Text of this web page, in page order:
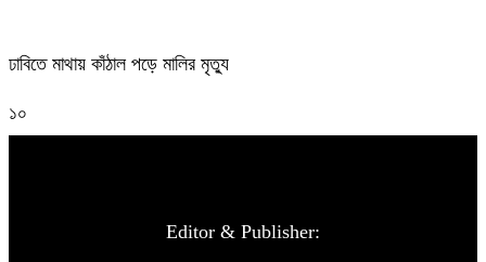
ঢাবিতে মাথায় কাঁঠাল পড়ে মালির মৃত্যু
১০
Editor & Publisher: